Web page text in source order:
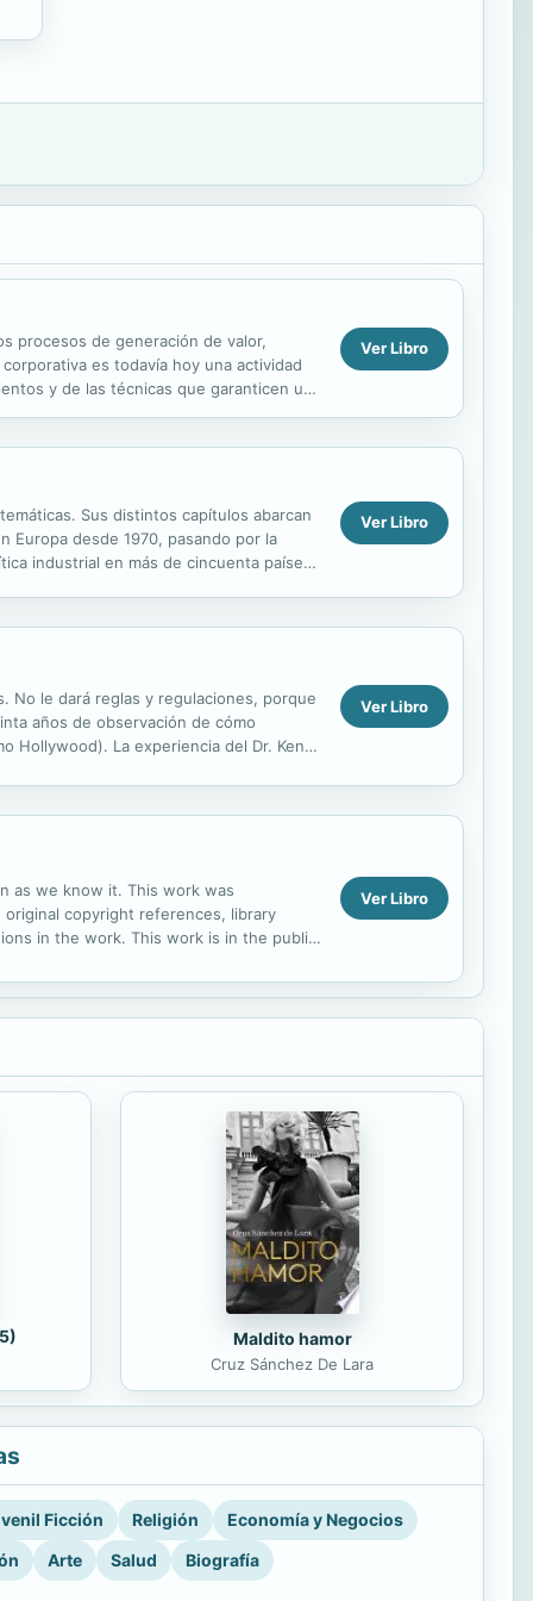
procesos de generación de valor,
es todavía hoy una actividad
y de las técnicas que garanticen un
Ver Libro
Sus distintos capítulos abarcan
Europa desde 1970, pasando por la
industrial en más de cincuenta países
Ver Libro
No le dará reglas y regulaciones, porque
años de observación de cómo
Hollywood). La experiencia del Dr. Ken
Ver Libro
as we know it. This work was
copyright references, library
in the work. This work is in the public
Ver Libro
Maldito hamor
Cruz Sánchez De Lara
Ficción Religión
Economía y Negocios
Arte Salud Biografía